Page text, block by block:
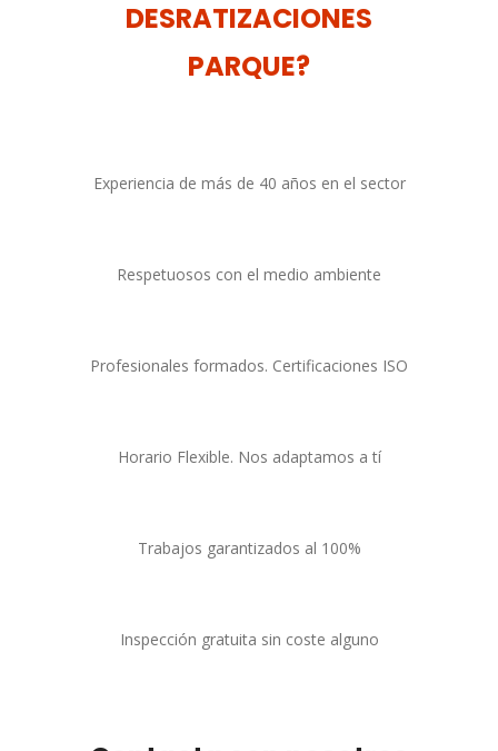
DESRATIZACIONES
PARQUE?
Experiencia de más de 40 años en el sector
Respetuosos con el medio ambiente
Profesionales formados. Certificaciones ISO
Horario Flexible. Nos adaptamos a tí
Trabajos garantizados al 100%
Inspección gratuita sin coste alguno